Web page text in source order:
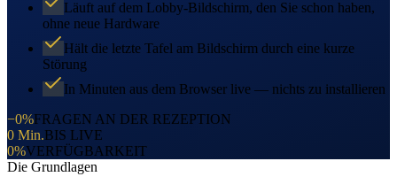
Läuft auf dem Lobby-Bildschirm, den Sie schon haben,
ohne neue Hardware
Hält die letzte Tafel am Bildschirm durch eine kurze
Störung
In Minuten aus dem Browser live — nichts zu installieren
−0%FRAGEN AN DER REZEPTION
0 Min.BIS LIVE
0%VERFÜGBARKEIT
Die Grundlagen